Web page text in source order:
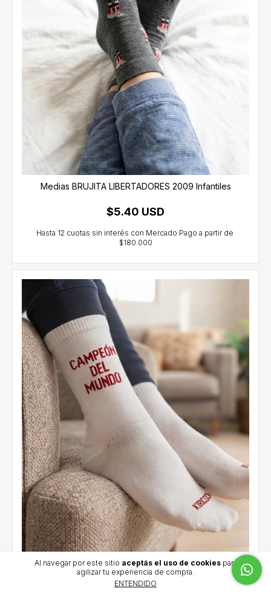
Al navegar por este sitio aceptás el uso de cookiespara
agilizar tu experiencia de compra.
ENTENDIDO
Medias BRUJITA LIBERTADORES 2009 Infantiles
$5.40 USD
Medias CAMPEÓN DEL MUNDO